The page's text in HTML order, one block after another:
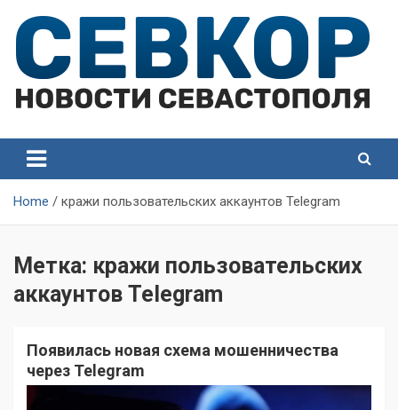
content
Севастополя
Севастополя
Home кражи пользовательских аккаунтов Telegram
Метка: кражи пользовательских
аккаунтов Telegram
Появилась новая схема мошенничества
через Telegram